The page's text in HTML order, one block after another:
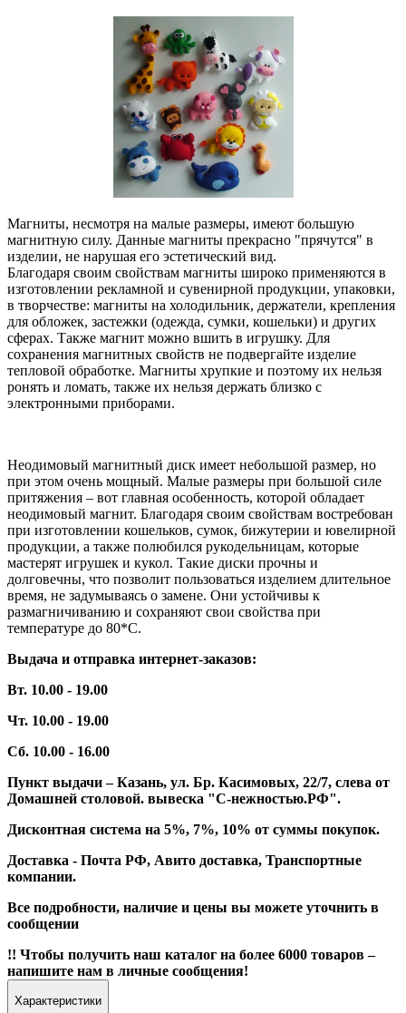
Магниты, несмотря на малые размеры, имеют большую
магнитную силу. Данные магниты прекрасно "прячутся" в
изделии, не нарушая его эстетический вид.
Благодаря своим свойствам магниты широко применяются в
изготовлении рекламной и сувенирной продукции, упаковки,
в творчестве: магниты на холодильник, держатели, крепления
для обложек, застежки (одежда, сумки, кошельки) и других
сферах. Также магнит можно вшить в игрушку. Для
сохранения магнитных свойств не подвергайте изделие
тепловой обработке. Магниты хрупкие и поэтому их нельзя
ронять и ломать, также их нельзя держать близко с
электронными приборами.
Неодимовый магнитный диск имеет небольшой размер, но
при этом очень мощный. Малые размеры при большой силе
притяжения – вот главная особенность, которой обладает
неодимовый магнит. Благодаря своим свойствам востребован
при изготовлении кошельков, сумок, бижутерии и ювелирной
продукции, а также полюбился рукодельницам, которые
мастерят игрушек и кукол. Такие диски прочны и
долговечны, что позволит пользоваться изделием длительное
время, не задумываясь о замене. Они устойчивы к
размагничиванию и сохраняют свои свойства при
температуре до 80*С.
Выдача и отправка интернет-заказов:
Вт. 10.00 - 19.00
Чт. 10.00 - 19.00
Сб. 10.00 - 16.00
Пункт выдачи – Казань, ул. Бр. Касимовых, 22/7, слева от
Домашней столовой. вывеска "С-нежностью.РФ".
Дисконтная система на 5%, 7%, 10% от суммы покупок.
Доставка - Почта РФ, Авито доставка, Транспортные
компании.
Все подробности, наличие и цены вы можете уточнить в
сообщении
!! Чтобы получить наш каталог на более 6000 товаров –
напишите нам в личные сообщения!
Характеристики